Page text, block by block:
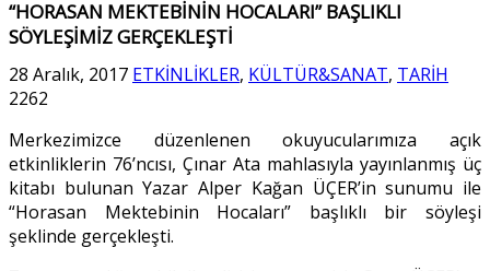
“HORASAN MEKTEBİNİN HOCALARI” BAŞLIKLI
SÖYLEŞİMİZ GERÇEKLEŞTİ
28 Aralık, 2017 ETKİNLİKLER, KÜLTÜR&SANAT, TARİH
2262
Merkezimizce düzenlenen okuyucularımıza açık
etkinliklerin 76’ncısı, Çınar Ata mahlasıyla yayınlanmış üç
kitabı bulunan Yazar Alper Kağan ÜÇER’in sunumu ile
“Horasan Mektebinin Hocaları” başlıklı bir söyleşi
şeklinde gerçekleşti.